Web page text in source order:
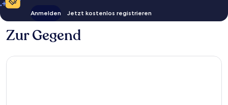
Anmelden Jetzt kostenlos registrieren
Zur Gegend